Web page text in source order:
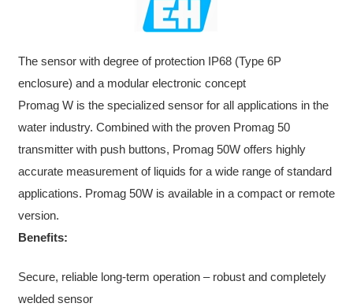
The sensor with degree of protection IP68 (Type 6P
enclosure) and a modular electronic concept
Promag W is the specialized sensor for all applications in the
water industry. Combined with the proven Promag 50
transmitter with push buttons, Promag 50W offers highly
accurate measurement of liquids for a wide range of standard
applications. Promag 50W is available in a compact or remote
version.
Benefits:
Secure, reliable long-term operation – robust and completely
welded sensor